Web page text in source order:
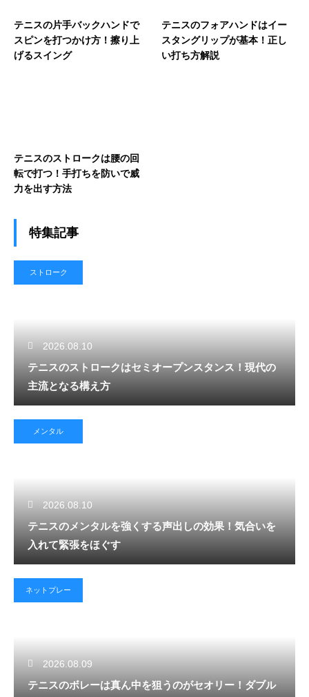
テニスの片手バックハンドで
スピンを打つかけ方！擦り上
げるスイング
テニスのフォアハンドはイー
スタングリップが基本！正し
い打ち方解説
テニスのストロークは腰の回
転で打つ！手打ちを防いで威
力を出す方法
特集記事
ストローク
2026.08.10
テニスのストロークはセミオープンスタンス！現代の
主流となる構え方
メンタル
2026.08.10
テニスのメンタルを強くする声出しの効果！気合いを
入れて緊張をほぐす
ネットプレー
2026.08.09
テニスのボレーは真ん中を狙うのがセオリー！ダブル